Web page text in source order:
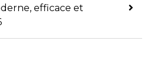
efficace et